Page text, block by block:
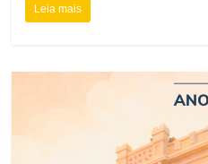
Leia mais